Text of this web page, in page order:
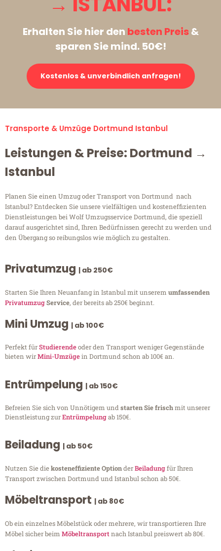
Erhalten Sie hier den besten Preis&
sparen Sie mind. 50€!
Kostenlos & unverbindlich anfragen!
Transporte & Umzüge Dortmund Istanbul
Leistungen & Preise: Dortmund →
Istanbul
Planen Sie einen Umzug oder Transport von Dortmund nach
Istanbul? Entdecken Sie unsere vielfältigen und kosteneffizienten
Dienstleistungen bei Wolf Umzugsservice Dortmund, die speziell
darauf ausgerichtet sind, Ihren Bedürfnissen gerecht zu werden und
den Übergang so reibungslos wie möglich zu gestalten.
Privatumzug | ab 250€
Starten Sie Ihren Neuanfang in Istanbul mit unserem umfassenden
PrivatumzugService, der bereits ab 250€ beginnt.
Mini Umzug | ab 100€
Perfekt fürStudierendeoder den Transport weniger Gegenstände
bieten wirMini-Umzügein Dortmund schon ab 100€ an.
Entrümpelung | ab 150€
Befreien Sie sich von Unnötigem undstarten Sie frischmit unserer
Dienstleistung zurEntrümpelungab 150€.
Beiladung | ab 50€
Nutzen Sie diekosteneffiziente OptionderBeiladungfür Ihren
Transport zwischen Dortmund und Istanbul schon ab 50€.
Möbeltransport | ab 80€
Ob ein einzelnes Möbelstück oder mehrere, wir transportieren Ihre
Möbel sicher beim Möbeltransportnach Istanbul preiswert ab 80€.